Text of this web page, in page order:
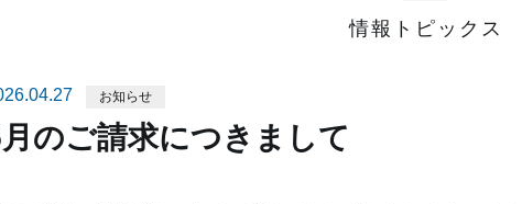
情報トピックス
お知らせ
のご請求につきまして